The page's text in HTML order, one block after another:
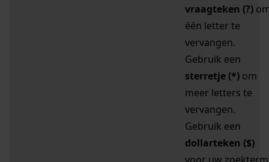
vraagteken (?)
één letter te
vervangen.
Gebruik een
sterretje (*) om
meer letters te
vervangen.
Gebruik een
dollarteken ($)